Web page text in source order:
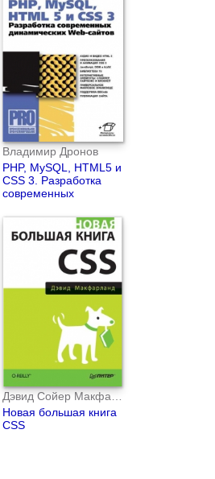
Владимир Дронов
PHP, MySQL, HTML5 и
CSS 3. Разработка
современных
сайтов.
Новая большая книга
CSS